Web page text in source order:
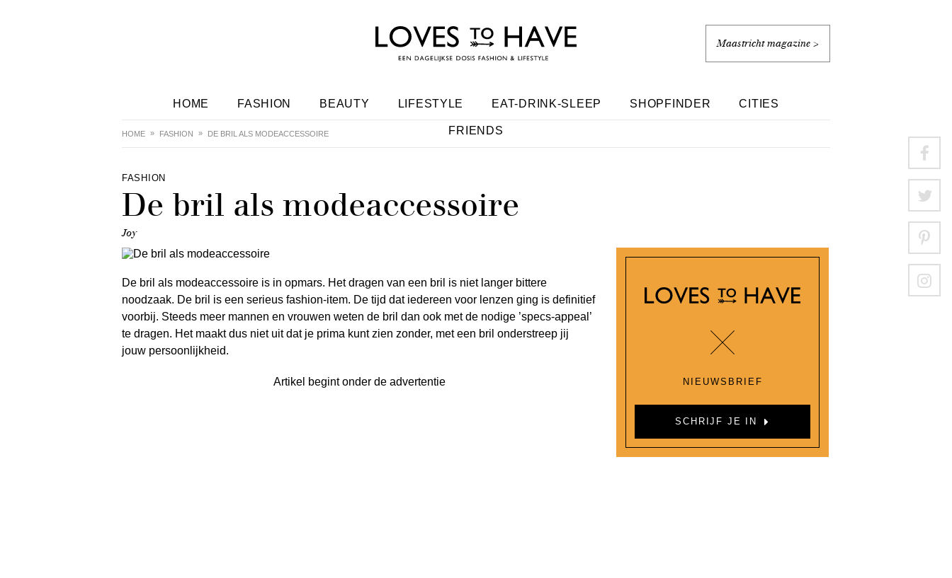
Maastricht magazine >
HOME FASHION BEAUTY LIFESTYLE EAT-DRINK-SLEEP SHOPFINDER CITIES
FRIENDS
HOME FASHION DE BRIL ALS MODEACCESSOIRE
FASHION
De bril als modeaccessoire
Joy
De bril als modeaccessoire is in opmars. Het dragen van een bril is niet langer bittere
noodzaak. De bril is een serieus fashion-item. De tijd dat iedereen voor lenzen ging is definitief
voorbij. Steeds meer mannen en vrouwen weten de bril dan ook met de nodige ’specs-appeal’
te dragen. Het maakt dus niet uit dat je prima kunt zien zonder, met een bril onderstreep jij
jouw persoonlijkheid.
Artikel begint onder de advertentie NIEUWSBRIEF
SCHRIJF JE IN